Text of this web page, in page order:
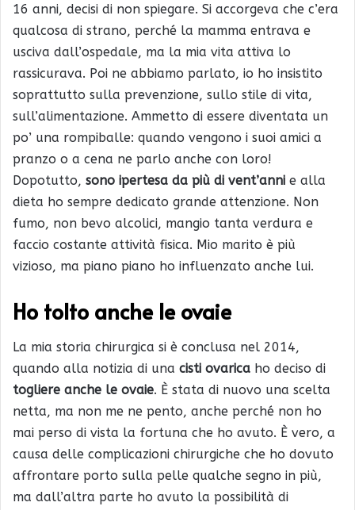
16 anni, decisi di non spiegare. Si accorgeva che c’era
qualcosa di strano, perché la mamma entrava e
usciva dall’ospedale, ma la mia vita attiva lo
rassicurava. Poi ne abbiamo parlato, io ho insistito
soprattutto sulla prevenzione, sullo stile di vita,
sull’alimentazione. Ammetto di essere diventata un
po’ una rompiballe: quando vengono i suoi amici a
pranzo o a cena ne parlo anche con loro!
Dopotutto, sono ipertesa da più di vent’anni e alla
dieta ho sempre dedicato grande attenzione. Non
fumo, non bevo alcolici, mangio tanta verdura e
faccio costante attività fisica. Mio marito è più
vizioso, ma piano piano ho influenzato anche lui.
Ho tolto anche le ovaie
La mia storia chirurgica si è conclusa nel 2014,
quando alla notizia di una cisti ovarica ho deciso di
togliere anche le ovaie. È stata di nuovo una scelta
netta, ma non me ne pento, anche perché non ho
mai perso di vista la fortuna che ho avuto. È vero, a
causa delle complicazioni chirurgiche che ho dovuto
affrontare porto sulla pelle qualche segno in più,
ma dall’altra parte ho avuto la possibilità di